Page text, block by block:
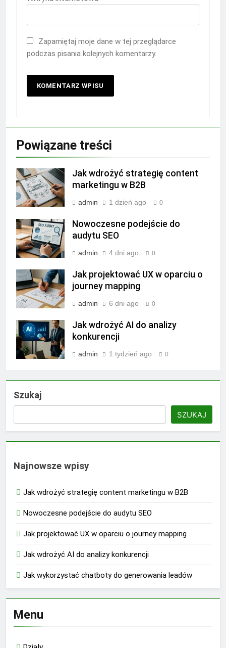
Zapamiętaj moje dane w tej przeglądarce
podczas pisania kolejnych komentarzy.
Powiązane treści
Jak wdrożyć strategię content
marketingu w B2B
admin 1 dzień ago 0
Nowoczesne podejście do
audytu SEO
admin 4 dni ago 0
Jak projektować UX w oparciu o
journey mapping
admin 6 dni ago 0
Jak wdrożyć AI do analizy
konkurencji
admin 1 tydzień ago 0
Szukaj
SZUKAJ
Najnowsze wpisy
Jak wdrożyć strategię content marketingu w B2B
Nowoczesne podejście do audytu SEO
Jak projektować UX w oparciu o journey mapping
Jak wdrożyć AI do analizy konkurencji
Jak wykorzystać chatboty do generowania leadów
Menu